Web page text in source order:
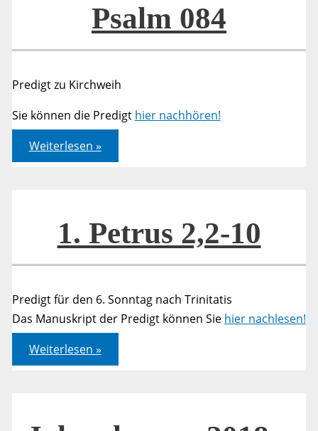
Psalm 084
Predigt zu Kirchweih
Sie können die Predigt hier nachhören!
Psalm
084
Weiterlesen »
1. Petrus 2,2-10
Predigt für den 6. Sonntag nach Trinitatis
Das Manuskript der Predigt können Sie hier nachlesen!
1.
Petrus
2,2-
Weiterlesen »